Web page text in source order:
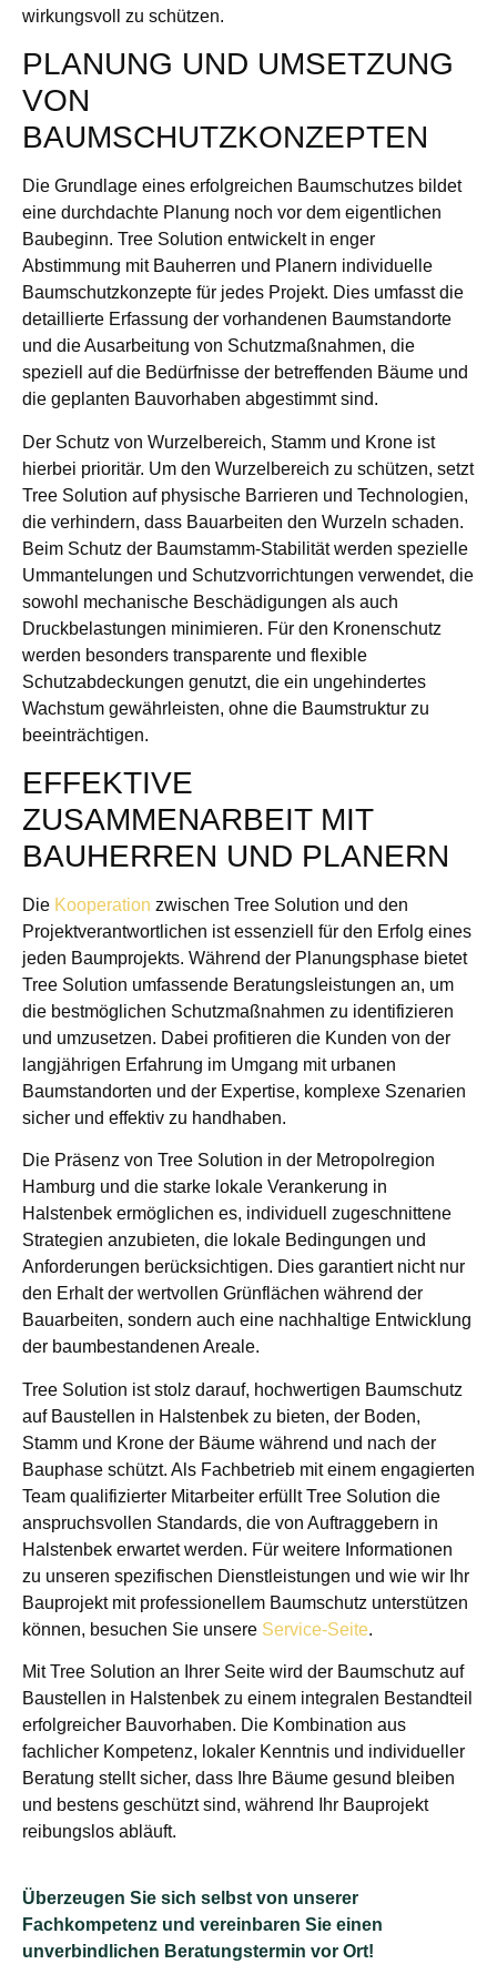
wirkungsvoll zu schützen.
PLANUNG UND UMSETZUNG
VON
BAUMSCHUTZKONZEPTEN
Die Grundlage eines erfolgreichen Baumschutzes bildet
eine durchdachte Planung noch vor dem eigentlichen
Baubeginn. Tree Solution entwickelt in enger
Abstimmung mit Bauherren und Planern individuelle
Baumschutzkonzepte für jedes Projekt. Dies umfasst die
detaillierte Erfassung der vorhandenen Baumstandorte
und die Ausarbeitung von Schutzmaßnahmen, die
speziell auf die Bedürfnisse der betreffenden Bäume und
die geplanten Bauvorhaben abgestimmt sind.
Der Schutz von Wurzelbereich, Stamm und Krone ist
hierbei prioritär. Um den Wurzelbereich zu schützen, setzt
Tree Solution auf physische Barrieren und Technologien,
die verhindern, dass Bauarbeiten den Wurzeln schaden.
Beim Schutz der Baumstamm-Stabilität werden spezielle
Ummantelungen und Schutzvorrichtungen verwendet, die
sowohl mechanische Beschädigungen als auch
Druckbelastungen minimieren. Für den Kronenschutz
werden besonders transparente und flexible
Schutzabdeckungen genutzt, die ein ungehindertes
Wachstum gewährleisten, ohne die Baumstruktur zu
beeinträchtigen.
EFFEKTIVE
ZUSAMMENARBEIT MIT
BAUHERREN UND PLANERN
Die Kooperation zwischen Tree Solution und den
Projektverantwortlichen ist essenziell für den Erfolg eines
jeden Baumprojekts. Während der Planungsphase bietet
Tree Solution umfassende Beratungsleistungen an, um
die bestmöglichen Schutzmaßnahmen zu identifizieren
und umzusetzen. Dabei profitieren die Kunden von der
langjährigen Erfahrung im Umgang mit urbanen
Baumstandorten und der Expertise, komplexe Szenarien
sicher und effektiv zu handhaben.
Die Präsenz von Tree Solution in der Metropolregion
Hamburg und die starke lokale Verankerung in
Halstenbek ermöglichen es, individuell zugeschnittene
Strategien anzubieten, die lokale Bedingungen und
Anforderungen berücksichtigen. Dies garantiert nicht nur
den Erhalt der wertvollen Grünflächen während der
Bauarbeiten, sondern auch eine nachhaltige Entwicklung
der baumbestandenen Areale.
Tree Solution ist stolz darauf, hochwertigen Baumschutz
auf Baustellen in Halstenbek zu bieten, der Boden,
Stamm und Krone der Bäume während und nach der
Bauphase schützt. Als Fachbetrieb mit einem engagierten
Team qualifizierter Mitarbeiter erfüllt Tree Solution die
anspruchsvollen Standards, die von Auftraggebern in
Halstenbek erwartet werden. Für weitere Informationen
zu unseren spezifischen Dienstleistungen und wie wir Ihr
Bauprojekt mit professionellem Baumschutz unterstützen
können, besuchen Sie unsere Service-Seite.
Mit Tree Solution an Ihrer Seite wird der Baumschutz auf
Baustellen in Halstenbek zu einem integralen Bestandteil
erfolgreicher Bauvorhaben. Die Kombination aus
fachlicher Kompetenz, lokaler Kenntnis und individueller
Beratung stellt sicher, dass Ihre Bäume gesund bleiben
und bestens geschützt sind, während Ihr Bauprojekt
reibungslos abläuft.
Überzeugen Sie sich selbst von unserer
Fachkompetenz und vereinbaren Sie einen
unverbindlichen Beratungstermin vor Ort!